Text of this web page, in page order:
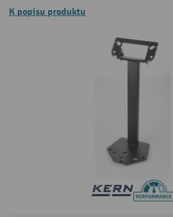
K popisu produktu